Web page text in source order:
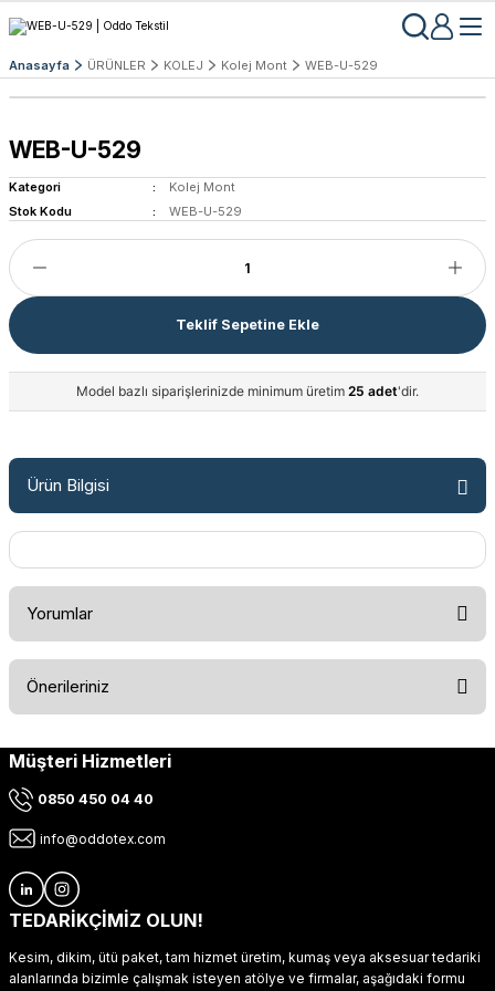
Anasayfa ÜRÜNLER KOLEJ Kolej Mont WEB-U-529
WEB-U-529
Kategori
Kolej Mont
Stok Kodu
WEB-U-529
Teklif Sepetine Ekle
Model bazlı siparişlerinizde minimum üretim 25 adet'dir.
Ürün Bilgisi
Yorumlar
Önerileriniz
Bu ürünün fiyat bilgisi, resim, ürün açıklamalarında ve diğer
kullanarak tarafımıza iletebilirsiniz.
Ürün resmi kalitesiz, bozuk veya görüntülenemiyor.
Ürün açıklamasında eksik bilgiler bulunuyor.
Ürün fiyatı diğer sitelerden daha pahalı.
Müşteri Hizmetleri
0850 450 04 40
info@oddotex.com
TEDARİKÇİMİZ OLUN!
Kesim, dikim, ütü paket, tam hizmet üretim, kumaş veya aksesuar tedariki
alanlarında bizimle çalışmak isteyen atölye ve firmalar, aşağıdaki formu